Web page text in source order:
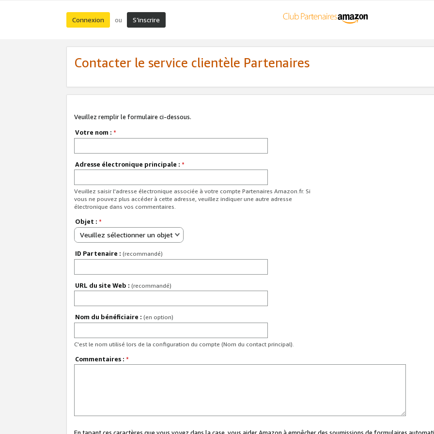
Connexion ou S’inscrire
Contacter le service clientèle Partenaires
Veuillez remplir le formulaire ci-dessous.
Votre nom : *
Adresse électronique principale : *
Veuillez saisir l'adresse électronique associée à votre compte Partenaires Amazon.fr. Si
vous ne pouvez plus accéder à cette adresse, veuillez indiquer une autre adresse
électronique dans vos commentaires.
Objet : *
Veuillez sélectionner un objet
ID Partenaire : (recommandé)
URL du site Web : (recommandé)
Nom du bénéficiaire : (en option)
C'est le nom utilisé lors de la configuration du compte (Nom du contact principal).
Commentaires : *